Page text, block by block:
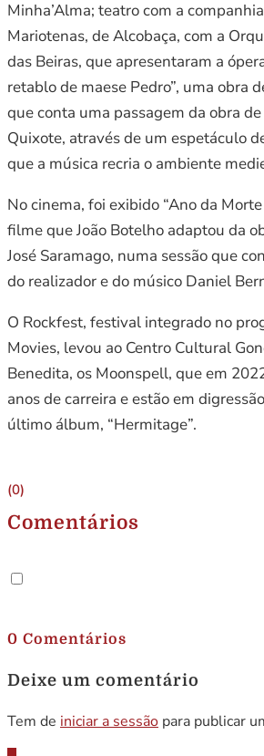
Minha’Alma; teatro com a
Mariotenas, de Alcobaça, com a
das Beiras, que apresentaram a
retablo de maese Pedro”, uma obra
que conta uma passagem da obra
Quixote, através de um espetáculo
que a música recria o ambiente
No cinema, foi exibido “Ano da Morte
filme que João Botelho adaptou da
José Saramago, numa sessão que
do realizador e do músico Daniel
O Rockfest, festival integrado no
Movies, levou ao Centro Cultural
Benedita, os Moonspell, que em
anos de carreira e estão em
último álbum, “Hermitage”.
(0)
Comentários
0 Comentários
Deixe um comentário
Tem de iniciar a sessão para publicar